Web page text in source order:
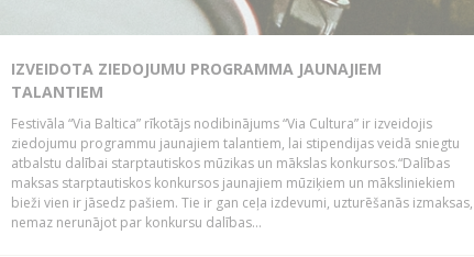
IZVEIDOTA ZIEDOJUMU PROGRAMMA JAUNAJIEM
TALANTIEM
Festivāla “Via Baltica” rīkotājs nodibinājums “Via Cultura” ir izveidojis
ziedojumu programmu jaunajiem talantiem, lai stipendijas veidā sniegtu
atbalstu dalībai starptautiskos mūzikas un mākslas konkursos.“Dalības
maksas starptautiskos konkursos jaunajiem mūziķiem un māksliniekiem
bieži vien ir jāsedz pašiem. Tie ir gan ceļa izdevumi, uzturēšanās izmaksas,
nemaz nerunājot par konkursu dalības...